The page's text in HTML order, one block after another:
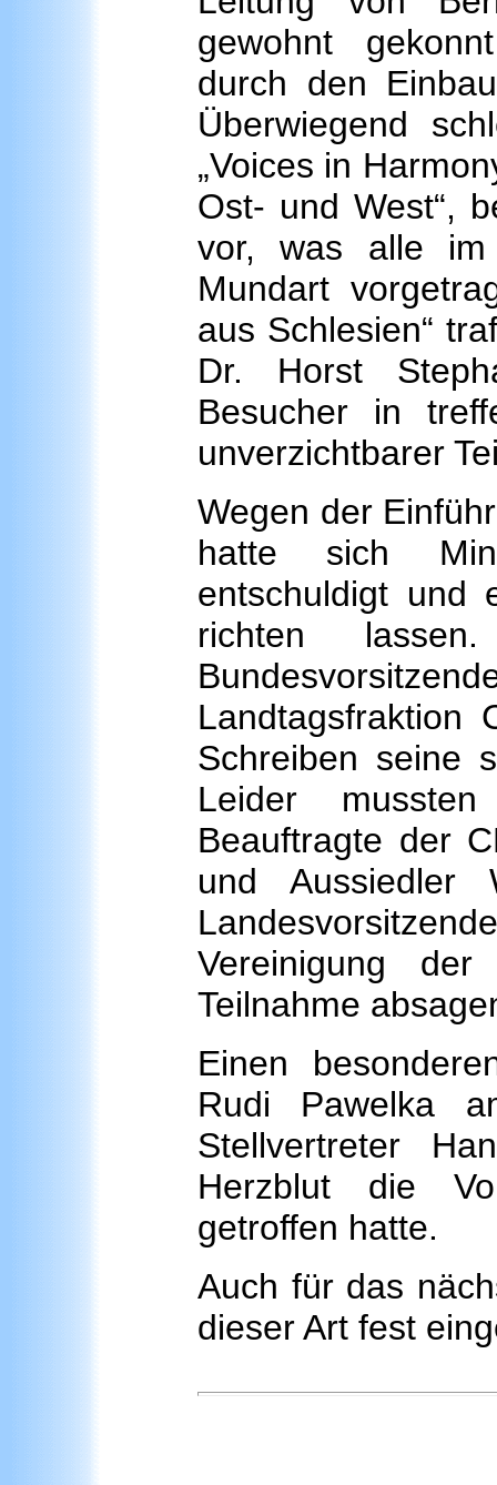
gewohnt
durch den
Überwiegend
„Voices in
Ost- und West“,
vor, was alle
Mundart
aus Schlesien“
Dr. Horst
Besucher in
unverzichtbarer
Wegen der
hatte sich
entschuldigt und
richten
Landtagsfraktion
Schreiben seine
Leider
Beauftragte der
und Aussiedler
Vereinigung
Teilnahme
Einen
Rudi Pawelka
Stellvertreter
Herzblut die
getroffen hatte.
Auch für das
dieser Art fest